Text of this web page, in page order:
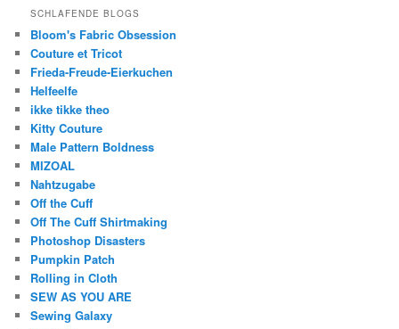
SCHLAFENDE BLOGS
Bloom's Fabric Obsession
Couture et Tricot
Frieda-Freude-Eierkuchen
Helfeelfe
ikke tikke theo
Kitty Couture
Male Pattern Boldness
MIZOAL
Nahtzugabe
Off the Cuff
Off The Cuff Shirtmaking
Photoshop Disasters
Pumpkin Patch
Rolling in Cloth
SEW AS YOU ARE
Sewing Galaxy